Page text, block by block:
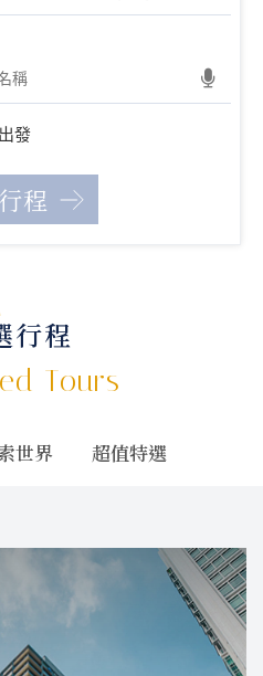
發
行程
Tours
世界 超值特選